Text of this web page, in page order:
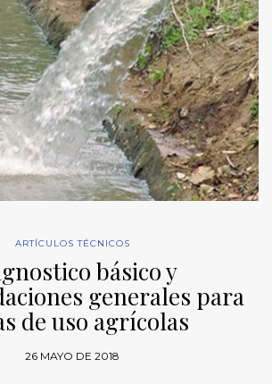
ARTÍCULOS TÉCNICOS
básico y
generales para
de uso agrícolas
26 MAYO DE 2018